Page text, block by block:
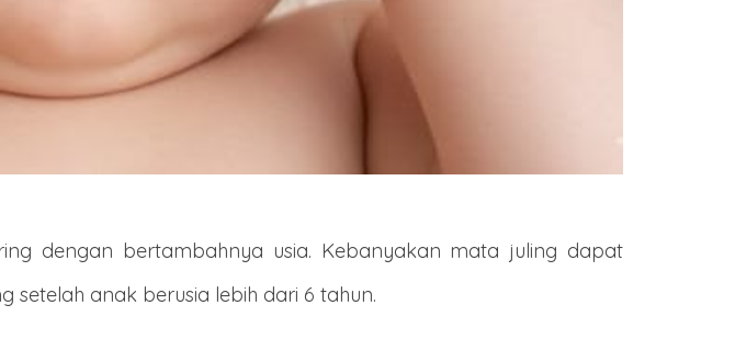
dengan bertambahnya usia. Kebanyakan mata juling dapat
setelah anak berusia lebih dari 6 tahun.